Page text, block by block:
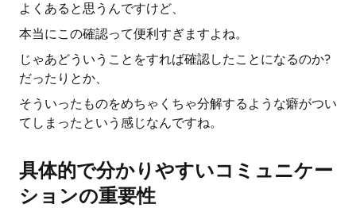
よくあると思うんですけど、
本当にこの確認って便利すぎますよね。
じゃあどういうことをすれば確認したことになるのか?
だったりとか、
そういったものをめちゃくちゃ分解するような癖がつい
てしまったという感じなんですね。
具体的で分かりやすいコミュニケー
ションの重要性